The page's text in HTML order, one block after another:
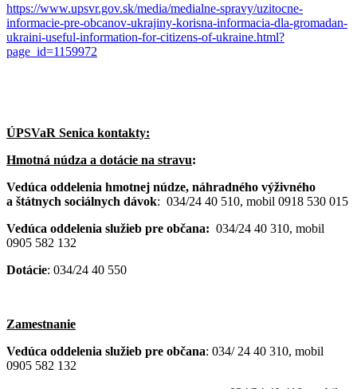
https://www.upsvr.gov.sk/media/medialne-spravy/uzitocne-
informacie-pre-obcanov-ukrajiny-korisna-informacia-dla-gromadan-
ukraini-useful-information-for-citizens-of-ukraine.html?
page_id=1159972
ÚPSVaR Senica kontakty:
Hmotná núdza a dotácie na stravu:
Vedúca oddelenia hmotnej núdze, náhradného výživného
a štátnych sociálnych dávok: 034/24 40 510, mobil 0918 530 015
Vedúca oddelenia služieb pre občana: 034/24 40 310, mobil
0905 582 132
Dotácie: 034/24 40 550
Zamestnanie
Vedúca oddelenia služieb pre občana: 034/ 24 40 310, mobil
0905 582 132